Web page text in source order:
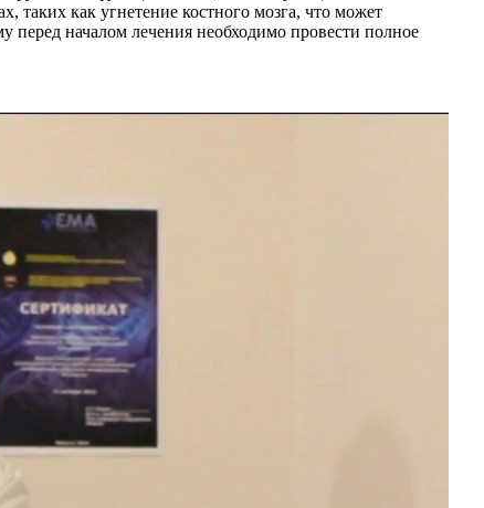
таких как угнетение костного мозга, что может
началом лечения необходимо провести полное